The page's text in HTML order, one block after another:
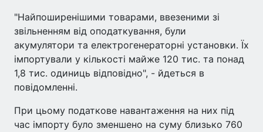
"Найпоширенішими товарами, ввезеними зі
звільненням від оподаткування, були
акумулятори та електрогенераторні установки. Їх
імпортували у кількості майже 120 тис. та понад
1,8 тис. одиниць відповідно", - йдеться в
повідомленні.
При цьому податкове навантаження на них під
час імпорту було зменшено на суму близько 760